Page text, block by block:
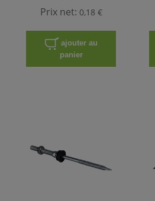
Prix net: 0,18 €
ajouter au
panier